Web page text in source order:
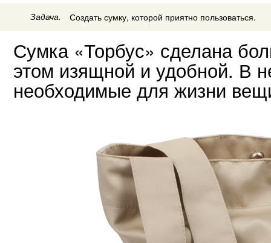
Задача. Создать сумку, которой приятно пользоваться.
Сумка «Торбус» сделана
этом изящной и удобной. В
необходимые для жизни